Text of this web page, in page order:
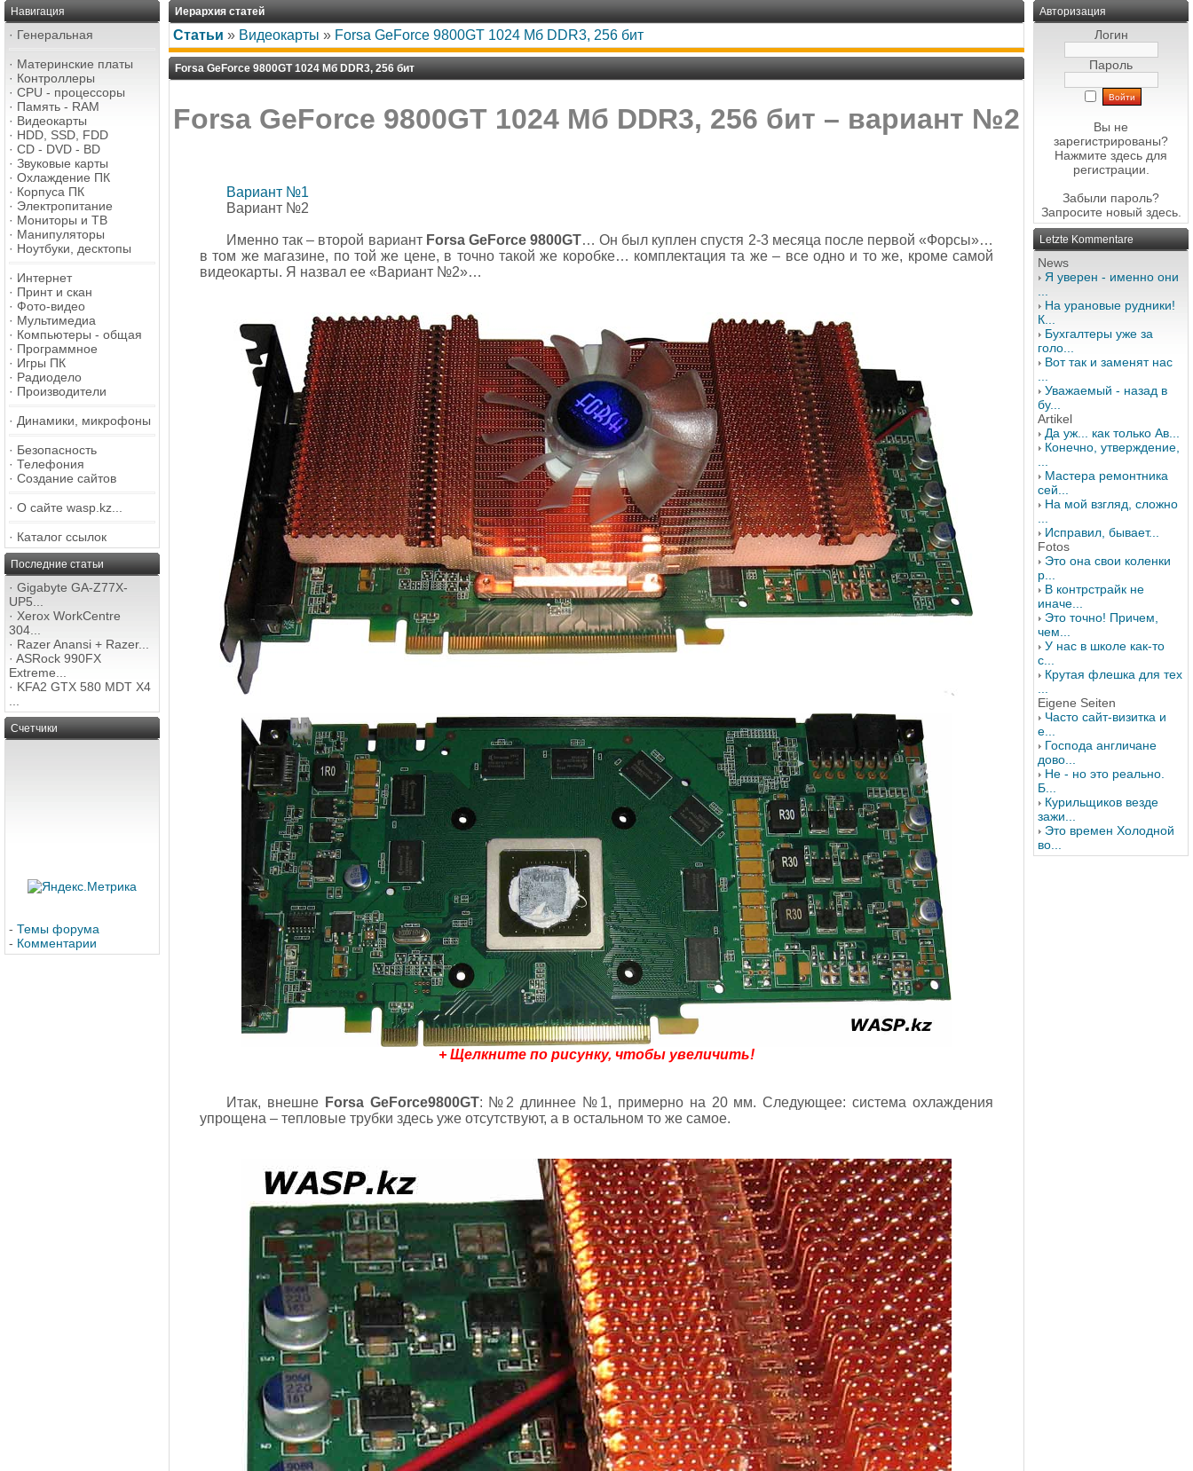
Навигация
· Генеральная
· Материнские платы
· Контроллеры
· CPU - процессоры
· Память - RAM
· Видеокарты
· HDD, SSD, FDD
· CD - DVD - BD
· Звуковые карты
· Охлаждение ПК
· Корпуса ПК
· Электропитание
· Мониторы и ТВ
· Манипуляторы
· Ноутбуки, десктопы
· Интернет
· Принт и скан
· Фото-видео
· Мультимедиа
· Компьютеры - общая
· Программное
· Игры ПК
· Радиодело
· Производители
· Динамики, микрофоны
· Безопасность
· Телефония
· Создание сайтов
· О сайте wasp.kz...
· Каталог ссылок
Последние статьи
· Gigabyte GA-Z77X-
UP5...
· Xerox WorkCentre
304...
· Razer Anansi + Razer...
· ASRock 990FX
Extreme...
· KFA2 GTX 580 MDT X4
Счетчики
- Темы форума
- Комментарии
Иерархия статей
Статьи » Видеокарты » Forsa GeForce 9800GT 1024 Мб DDR3, 256 бит
Forsa GeForce 9800GT 1024 Мб DDR3, 256 бит
Forsa GeForce 9800GT 1024 Мб DDR3, 256 бит – вариант №2
Вариант №1
Вариант №2
Именно так – второй вариант Forsa GeForce 9800GT… Он был куплен спустя 2-3 месяца после первой «Форсы»…
в том же магазине, по той же цене, в точно такой же коробке… комплектация та же – все одно и то же, кроме самой
видеокарты. Я назвал ее «Вариант №2»…
+ Щелкните по рисунку, чтобы увеличить!
Итак, внешне Forsa GeForce9800GT: №2 длиннее №1, примерно на 20 мм. Следующее: система охлаждения
упрощена – тепловые трубки здесь уже отсутствуют, а в остальном то же самое.
Авторизация
Логин
Пароль
Вы не
зарегистрированы?
Нажмите здесь для
регистрации.
Забыли пароль?
Запросите новый здесь.
Letzte Kommentare
News
Я уверен - именно они
На урановые рудники!
К...
Бухгалтеры уже за
голо...
Вот так и заменят нас
Уважаемый - назад в
бу...
Artikel
Да уж... как только Ав...
Конечно, утверждение,
Мастера ремонтника
сей...
На мой взгляд, сложно
Исправил, бывает...
Fotos
Это она свои коленки
р...
В контрстрайк не
иначе...
Это точно! Причем,
чем...
У нас в школе как-то
с...
Крутая флешка для тех
Eigene Seiten
Часто сайт-визитка и
е...
Господа англичане
дово...
Не - но это реально.
Б...
Курильщиков везде
зажи...
Это времен Холодной
во...